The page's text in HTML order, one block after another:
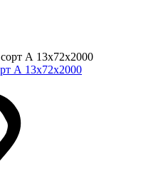
А 13х72х2000